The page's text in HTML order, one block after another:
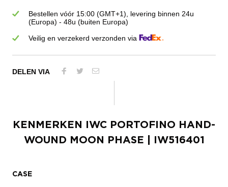
Bestellen vóór 15:00 (GMT+1), levering binnen 24u
(Europa) - 48u (buiten Europa)
Veilig en verzekerd verzonden via
DELEN VIA
KENMERKEN
IWC PORTOFINO HAND-
WOUND MOON PHASE | IW516401
CASE